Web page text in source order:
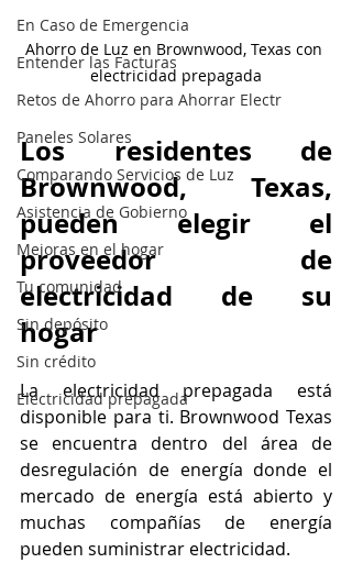
En Caso de Emergencia
Entender las Facturas
Retos de Ahorro para Ahorrar Electr
Paneles Solares
Comparando Servicios de Luz
Asistencia de Gobierno
Mejoras en el hogar
Tu comunidad
Sin depósito
Sin crédito
Electricidad prepagada
Ahorro de Luz en Brownwood, Texas con
electricidad prepagada
Los residentes de
Brownwood, Texas,
pueden elegir el
proveedor de
electricidad de su
hogar
La electricidad prepagada está
disponible para ti. Brownwood Texas
se encuentra dentro del área de
desregulación de energía donde el
mercado de energía está abierto y
muchas compañías de energía
pueden suministrar electricidad.